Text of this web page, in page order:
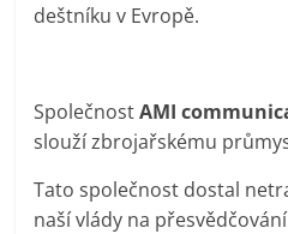
deštníku v Evropě.
SpolečnostAMI
slouží zbrojařskému
Tato společnost dostal
naší vlády na